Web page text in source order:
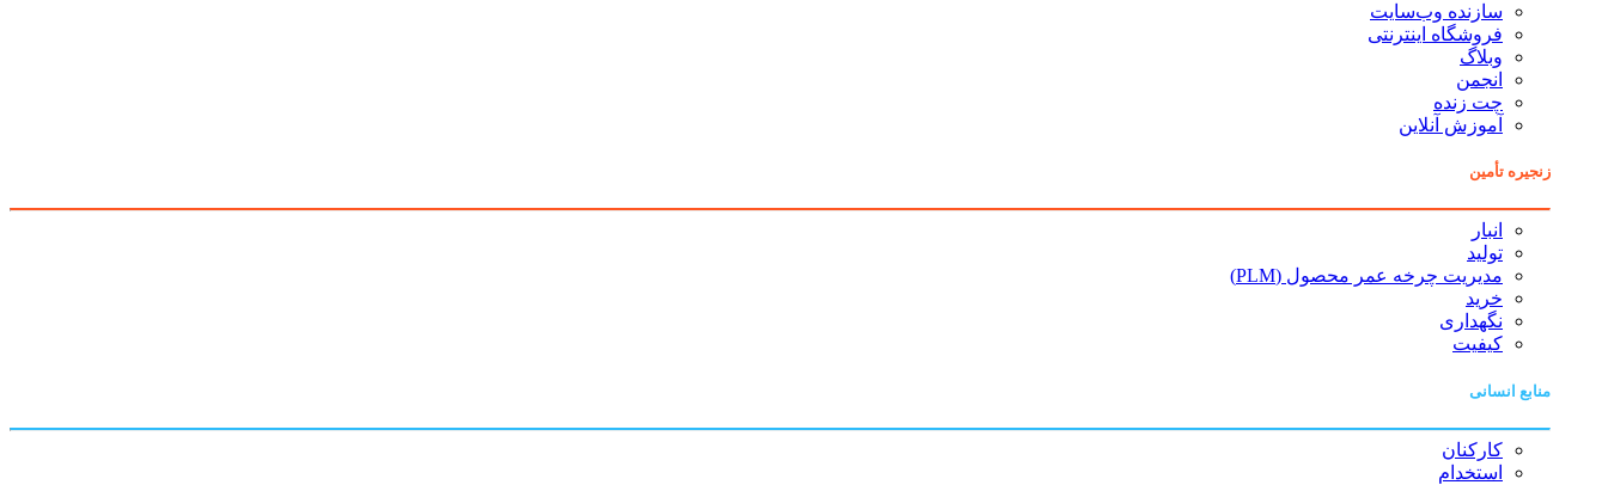
سازنده وب‌سایت
فروشگاه اینترنتی
وبلاگ
انجمن
چت زنده
آموزش آنلاین
زنجیره تأمین
انبار
تولید
مدیریت چرخه عمر محصول (PLM)
خرید
نگهداری
کیفیت
منابع انسانی
کارکنان
استخدام